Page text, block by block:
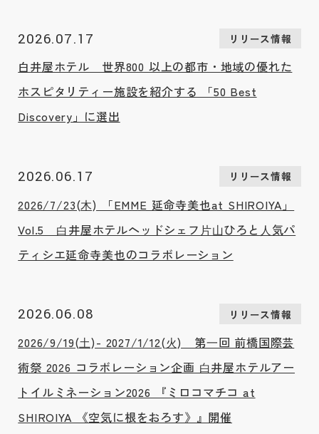
2026.07.17 リリース情報
白井屋ホテル 世界800 以上の都市・地域の優れた
ホスピタリティー施設を紹介する 「50 Best
Discovery」に選出
2026.06.17 リリース情報
2026/7/23(⽊) 「EMME 延命寺美也at SHIROIYA」
Vol.5 ⽩井屋ホテルヘッドシェフ⽚⼭ひろと⼈気パ
ティシエ延命寺美也のコラボレーション
2026.06.08 リリース情報
2026/9/19(⼟)- 2027/1/12(⽕) 第⼀回 前橋国際芸
術祭 2026 コラボレーション企画 ⽩井屋ホテルアー
トイルミネーション2026 『ミロコマチコ at
SHIROIYA 《空気に根をおろす》』開催